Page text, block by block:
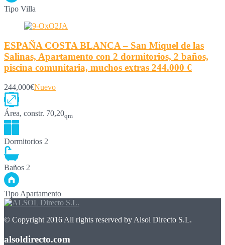
Tipo Villa
ESPAÑA COSTA BLANCA – San Miquel de las
Salinas, Apartamento con 2 dormitorios, 2 baños,
piscina comunitaria, muchos extras 244.000 €
244,000€Nuevo
Área, constr. 70,20qm
Dormitorios 2
Baños 2
Tipo Apartamento
© Copyright 2016 All rights reserved by Alsol Directo S.L.
alsoldirecto.com